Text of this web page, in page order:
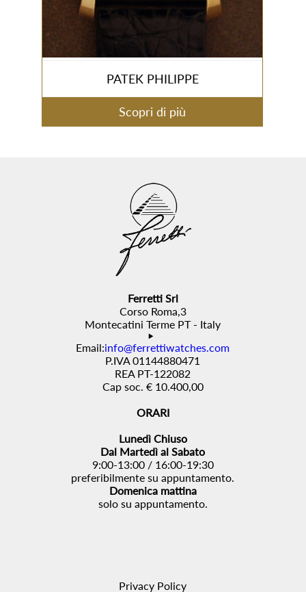
PATEK PHILIPPE
Scopri di più
Ferretti Srl
Corso Roma,3
Montecatini Terme PT - Italy
Email:info@ferrettiwatches.com
P.IVA 01144880471
REA PT-122082
Cap soc. € 10.400,00
ORARI
Lunedì Chiuso
Dal Martedì al Sabato
9:00-13:00 / 16:00-19:30
preferibilmente su appuntamento.
Domenica mattina
solo su appuntamento.
Privacy Policy